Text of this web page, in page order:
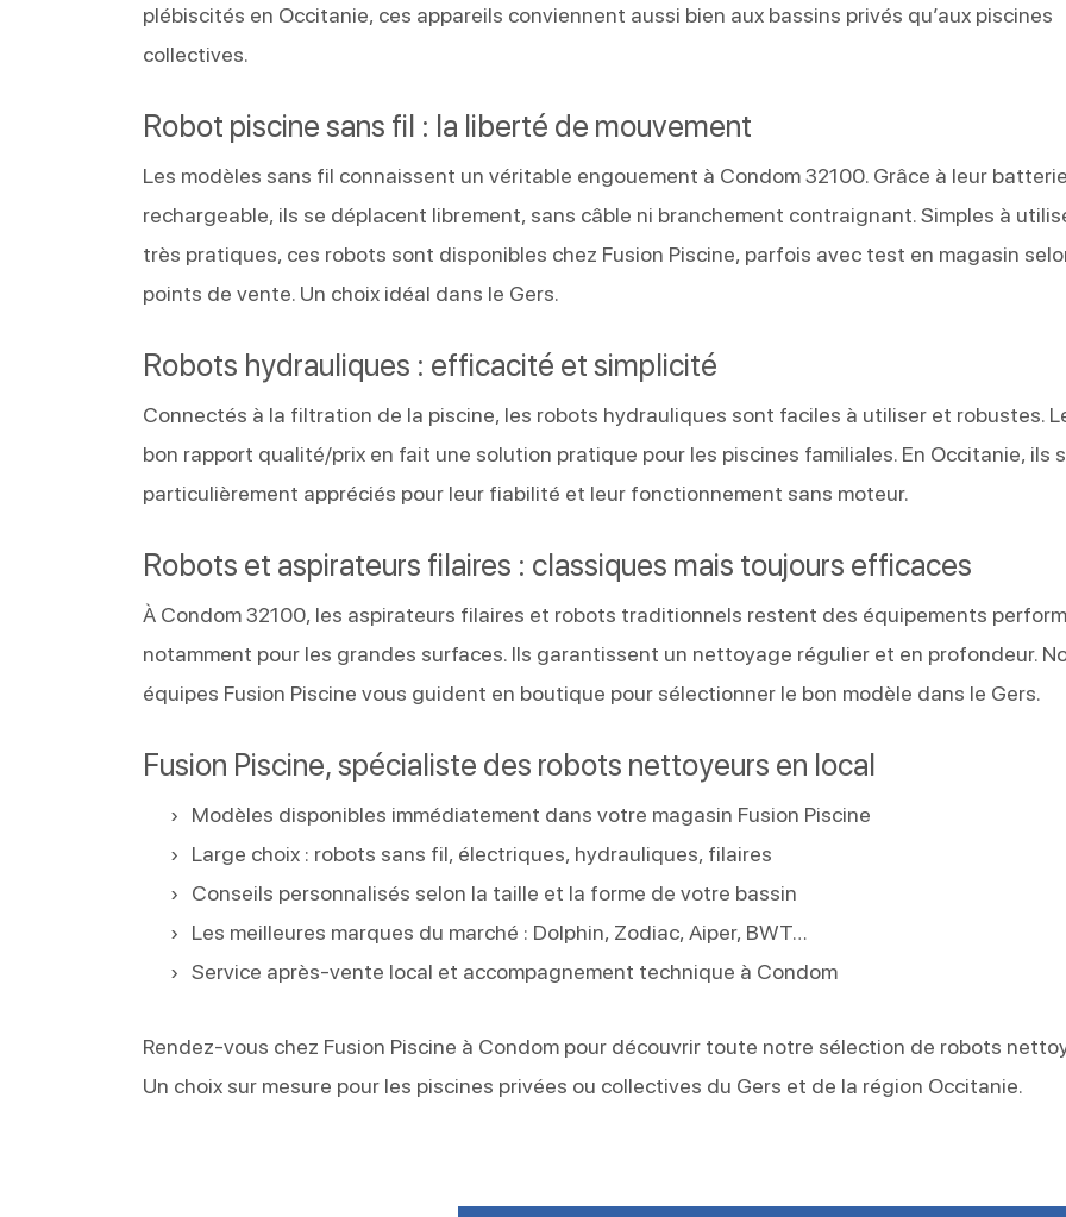
plébiscités en Occitanie, ces appareils conviennent aussi bien aux bassins privés qu’aux piscines
collectives.
Robot piscine sans fil : la liberté de mouvement
Les modèles sans fil connaissent un véritable engouement à Condom 32100. Grâce à leur batterie
rechargeable, ils se déplacent librement, sans câble ni branchement contraignant. Simples à
très pratiques, ces robots sont disponibles chez Fusion Piscine, parfois avec test en magasin
points de vente. Un choix idéal dans le Gers.
Robots hydrauliques : efficacité et simplicité
Connectés à la filtration de la piscine, les robots hydrauliques sont faciles à utiliser et robustes.
bon rapport qualité/prix en fait une solution pratique pour les piscines familiales. En Occitanie, ils
particulièrement appréciés pour leur fiabilité et leur fonctionnement sans moteur.
Robots et aspirateurs filaires : classiques mais toujours efficaces
À Condom 32100, les aspirateurs filaires et robots traditionnels restent des équipements
notamment pour les grandes surfaces. Ils garantissent un nettoyage régulier et en profondeur.
équipes Fusion Piscine vous guident en boutique pour sélectionner le bon modèle dans le Gers.
Fusion Piscine, spécialiste des robots nettoyeurs en local
Modèles disponibles immédiatement dans votre magasin Fusion Piscine
Large choix : robots sans fil, électriques, hydrauliques, filaires
Conseils personnalisés selon la taille et la forme de votre bassin
Les meilleures marques du marché : Dolphin, Zodiac, Aiper, BWT…
Service après-vente local et accompagnement technique à Condom
Rendez-vous chez Fusion Piscine à Condom pour découvrir toute notre sélection de robots
Un choix sur mesure pour les piscines privées ou collectives du Gers et de la région Occitanie.